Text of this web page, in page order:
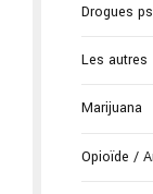
Drogues
Les autres
Marijuana
Opioïde /